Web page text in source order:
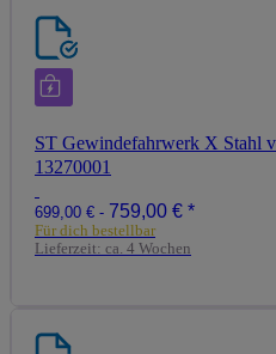
ST Gewindefahrwerk X Stahl
13270001
699,00 € - 759,00 € *
Für dich bestellbar
Lieferzeit: ca. 4 Wochen